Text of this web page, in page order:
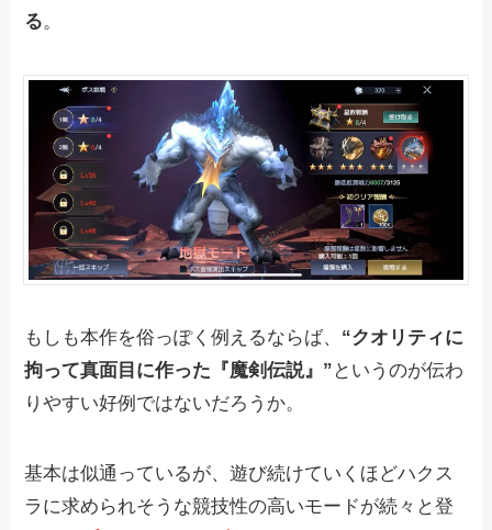
る。
もしも本作を俗っぽく例えるならば、 “クオリティに
拘って真面目に作った『魔剣伝説』” というのが伝わ
りやすい好例ではないだろうか。
基本は似通っているが、遊び続けていくほどハクス
ラに求められそうな競技性の高いモードが続々と登